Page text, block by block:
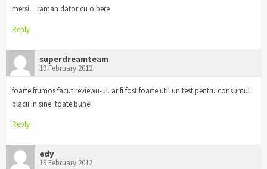
mersi…raman dator cu o bere
Reply
superdreamteam
19 February 2012
foarte frumos facut reviewu-ul. ar fi fost foarte util un test pentru consumul
placii in sine. toate bune!
Reply
edy
19 February 2012